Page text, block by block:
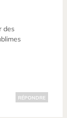
des
RÉPONDRE